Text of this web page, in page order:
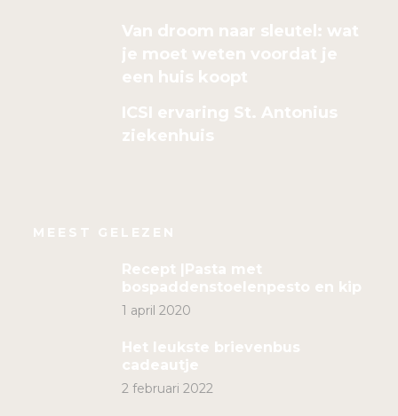
Van droom naar sleutel: wat
je moet weten voordat je
een huis koopt
ICSI ervaring St. Antonius
ziekenhuis
MEEST GELEZEN
Recept |Pasta met
bospaddenstoelenpesto en kip
1 april 2020
Het leukste brievenbus
cadeautje
2 februari 2022